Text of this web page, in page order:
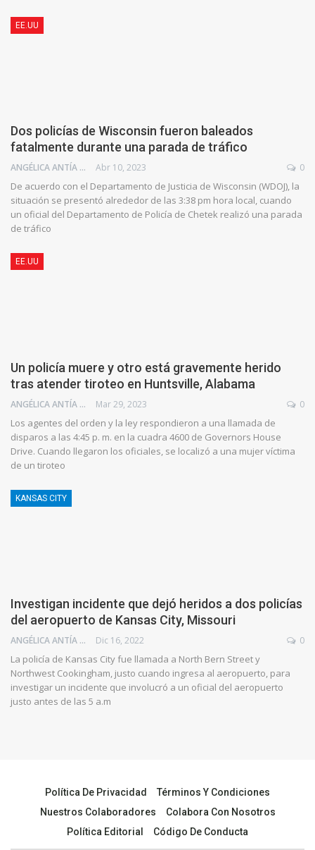
EE.UU
Dos policías de Wisconsin fueron baleados
fatalmente durante una parada de tráfico
ANGÉLICA ANTÍA AZUAJE Abr 10, 2023 0
De acuerdo con el Departamento de Justicia de Wisconsin (WDOJ), la
situación se presentó alrededor de las 3:38 pm hora local, cuando
un oficial del Departamento de Policía de Chetek realizó una parada
de tráfico
EE.UU
Un policía muere y otro está gravemente herido
tras atender tiroteo en Huntsville, Alabama
ANGÉLICA ANTÍA AZUAJE Mar 29, 2023 0
Los agentes del orden y la ley respondieron a una llamada de
disparos a las 4:45 p. m. en la cuadra 4600 de Governors House
Drive. Cuando llegaron los oficiales, se localizó a una mujer víctima
de un tiroteo
KANSAS CITY
Investigan incidente que dejó heridos a dos policías
del aeropuerto de Kansas City, Missouri
ANGÉLICA ANTÍA AZUAJE Dic 16, 2022 0
La policía de Kansas City fue llamada a North Bern Street y
Northwest Cookingham, justo cuando ingresa al aeropuerto, para
investigar un incidente que involucró a un oficial del aeropuerto
justo antes de las 5 a.m
Política De Privacidad
Términos Y Condiciones
Nuestros Colaboradores
Colabora Con Nosotros
Política Editorial
Código De Conducta